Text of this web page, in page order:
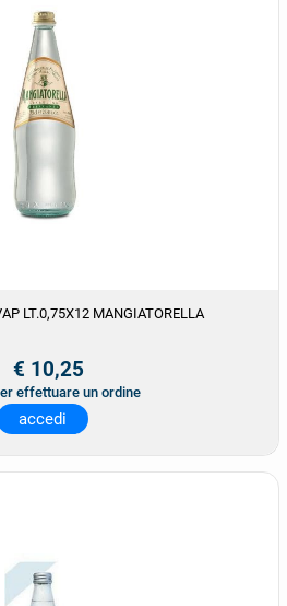
LT.0,75X12 MANGIATORELLA
€ 10,25
effettuare un ordine
accedi